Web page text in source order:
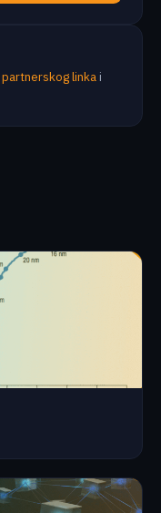
partnerskog linkai